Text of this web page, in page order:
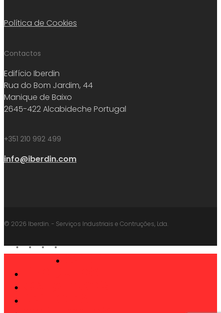
Política de Cookies
Contactos
Edifício Iberdin
Rua do Bom Jardim, 44
Manique de Baixo
2645-422 Alcabideche Portugal
+351 210 992 499
info@iberdin.com
© 2026 Iberdin. - Serviços Industriais e Contruções, Lda.
facebook
linkedinyoutubeinstagram
SOBRE